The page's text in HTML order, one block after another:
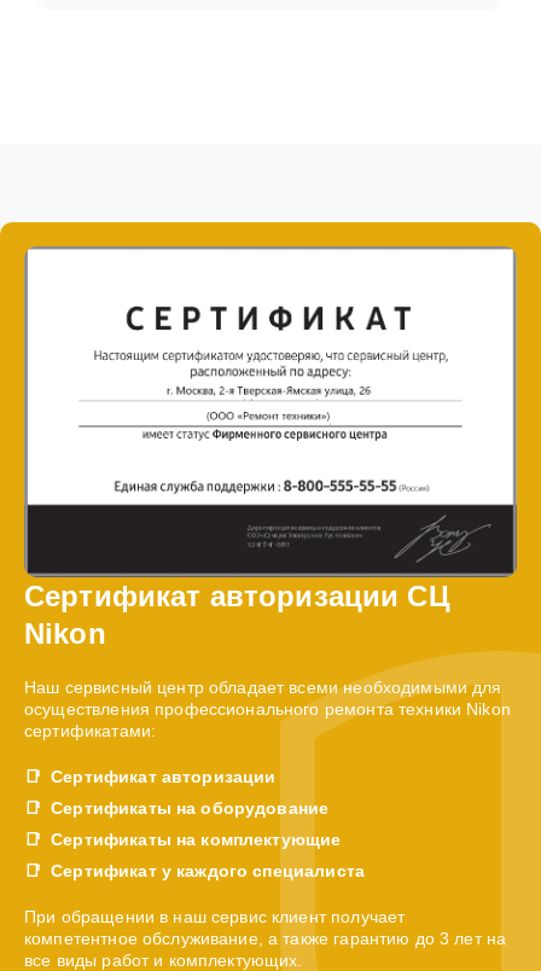
Сертификат авторизации СЦ
Nikon
Наш сервисный центр обладает всеми необходимыми для
осуществления профессионального ремонта техники Nikon
сертификатами:
Сертификат авторизации
Сертификаты на оборудование
Сертификаты на комплектующие
Сертификат у каждого специалиста
При обращении в наш сервис клиент получает
компетентное обслуживание, а также гарантию до 3 лет на
все виды работ и комплектующих.